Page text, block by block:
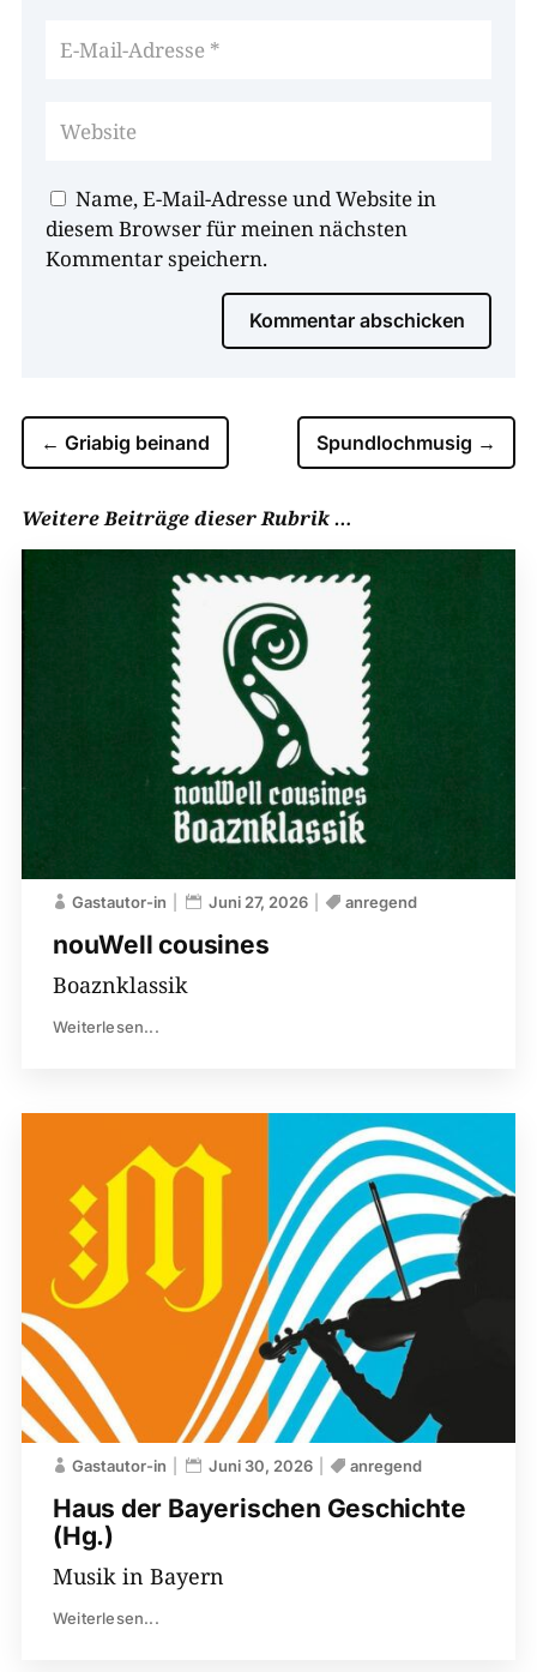
Name, E-Mail-Adresse und Website in
diesem Browser für meinen nächsten
Kommentar speichern.
Kommentar abschicken
← Griabig beinand Spundlochmusig →
Weitere Beiträge dieser Rubrik …
nouWell cousines
Gastautor-in Juni 27, 2026 anregend
Boaznklassik
Weiterlesen...
Haus der Bayerischen ­Geschichte
(Hg.)
Gastautor-in Juni 30, 2026 anregend
Musik in Bayern
Weiterlesen...